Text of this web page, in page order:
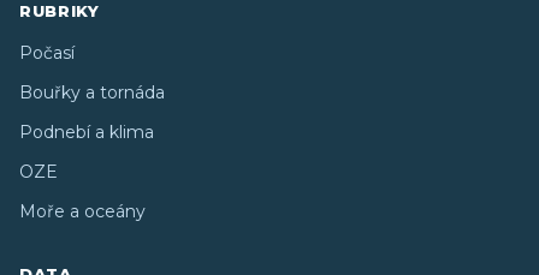
RUBRIKY
Počasí
Bouřky a tornáda
Podnebí a klima
OZE
Moře a oceány